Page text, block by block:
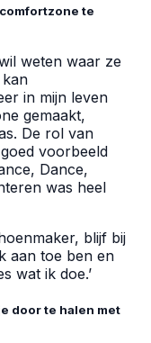
te
weten waar ze
in mijn leven
gemaakt,
De rol van
voorbeeld
Dance,
was heel
blijf bij
aan toe ben en
wat ik doe.’
door te halen met